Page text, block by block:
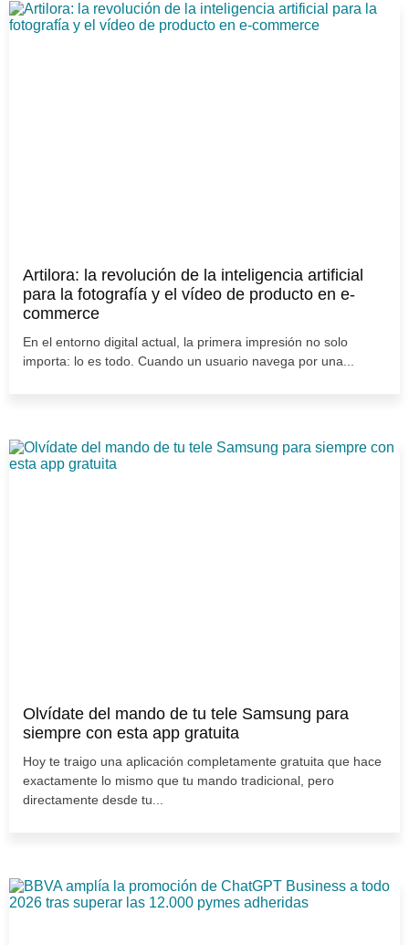
Artilora: la revolución de la inteligencia artificial
para la fotografía y el vídeo de producto en e-
commerce
En el entorno digital actual, la primera impresión no solo
importa: lo es todo. Cuando un usuario navega por una...
Olvídate del mando de tu tele Samsung para
siempre con esta app gratuita
Hoy te traigo una aplicación completamente gratuita que hace
exactamente lo mismo que tu mando tradicional, pero
directamente desde tu...